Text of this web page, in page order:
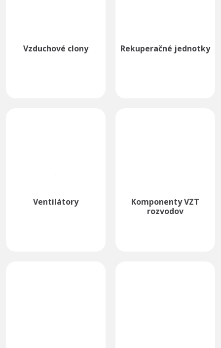
Vzduchové clony Rekuperačné jednotky
Ventilátory
Komponenty VZT
rozvodov